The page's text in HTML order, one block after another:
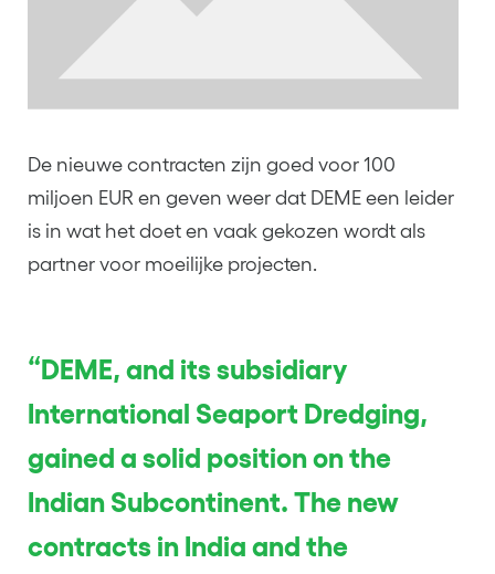
De nieuwe contracten zijn goed voor 100
miljoen EUR en geven weer dat DEME een leider
is in wat het doet en vaak gekozen wordt als
partner voor moeilijke projecten.
“DEME, and its subsidiary
International Seaport Dredging,
gained a solid position on the
Indian Subcontinent. The new
contracts in India and the